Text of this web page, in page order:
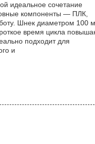
идеальное сочетание
компоненты — ПЛК,
Шнек диаметром 100
время цикла
подходит для
и